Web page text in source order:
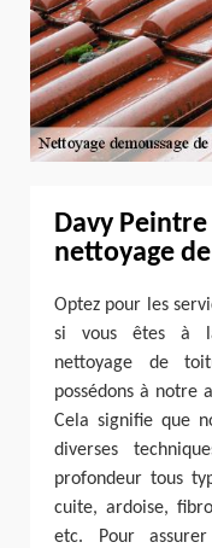
Davy
nettoyage
Optez pour les
si vous êtes à la
nettoyage de
possédons à notre
Cela signifie que
diverses
profondeur tous
cuite, ardoise,
etc. Pour